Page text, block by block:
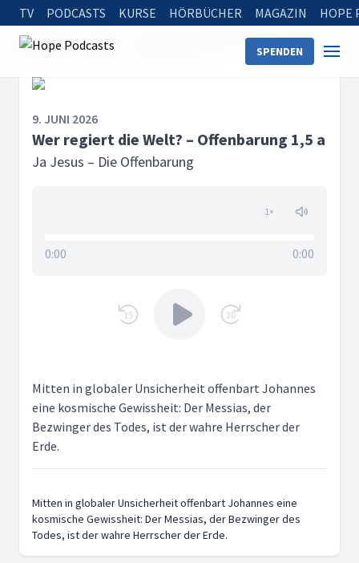
TV PODCASTS KURSE HÖRBÜCHER MAGAZIN HOPE
SPENDEN
Startseite
Ja Jesus – Die Offenbarung
Wer regiert die Welt? – Offenbarung 1,5 a
9. JUNI 2026
Wer regiert die Welt? – Offenbarung 1,5 a
Ja Jesus – Die Offenbarung
1×
0:00 0:00
15 30
Mitten in globaler Unsicherheit offenbart Johannes
eine kosmische Gewissheit: Der Messias, der
Bezwinger des Todes, ist der wahre Herrscher der
Erde.
Mitten in globaler Unsicherheit offenbart Johannes eine
kosmische Gewissheit: Der Messias, der Bezwinger des
Todes, ist der wahre Herrscher der Erde.